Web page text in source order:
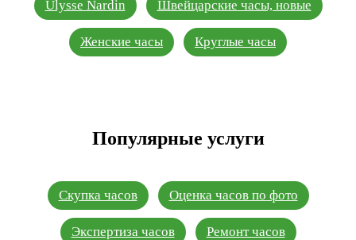
Ulysse Nardin Швейцарские часы, новые
Женские часы Круглые часы
Популярные услуги
Скупка часов Оценка часов по фото
Экспертиза часов Ремонт часов